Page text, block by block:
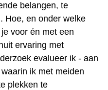
belangen, te
Hoe, en onder welke
voor én met een
ervaring met
evalueer ik - aan
ik met meiden
plekken te